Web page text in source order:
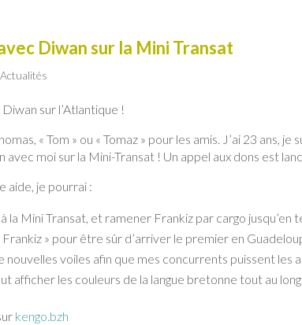
Diwan sur la Mini Transat
Actualités
sur l’Atlantique !
« Tom » ou « Tomaz » pour les amis. J’ai 23 ans,
avec moi sur la Mini-Transat ! Un appel aux dons est
aide, je pourrai :
la Mini Transat, et ramener Frankiz par cargo
Frankiz » pour être sûr d’arriver le premier en
nouvelles voiles afin que mes concurrents puissent les
afficher les couleurs de la langue bretonne tout au
kengo.bzh